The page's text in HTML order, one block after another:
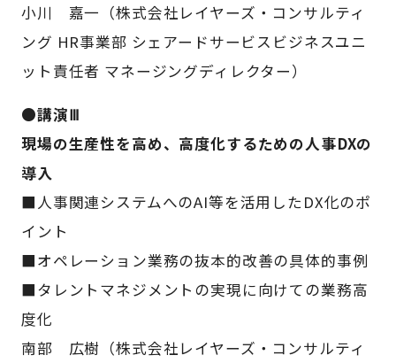
小川 嘉一（株式会社レイヤーズ・コンサルティ
ング HR事業部 シェアードサービスビジネスユニ
ット責任者 マネージングディレクター）
●講演Ⅲ
現場の生産性を高め、高度化するための人事DXの
導入
■人事関連システムへのAI等を活用したDX化のポ
イント
■オペレーション業務の抜本的改善の具体的事例
■タレントマネジメントの実現に向けての業務高
度化
南部 広樹（株式会社レイヤーズ・コンサルティ